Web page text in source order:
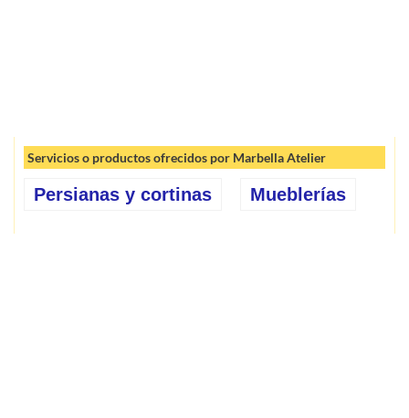
Servicios o productos ofrecidos por Marbella Atelier
Persianas y cortinas Mueblerías